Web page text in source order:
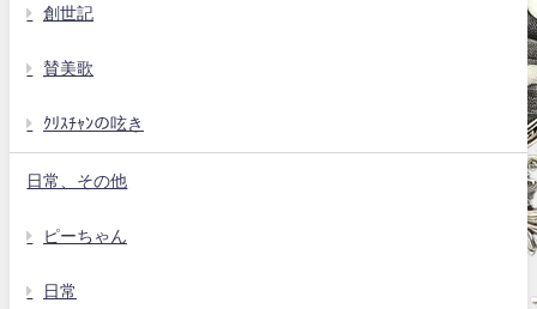
創世記
賛美歌
ｸﾘｽﾁｬﾝの呟き
日常、その他
ピーちゃん
日常